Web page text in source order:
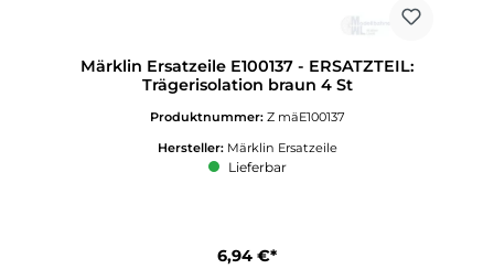
Märklin Ersatzeile E100137 - ERSATZTEIL:
Trägerisolation braun 4 St
Produktnummer: Z mäE100137
Hersteller: Märklin Ersatzeile
Lieferbar
6,94 €*